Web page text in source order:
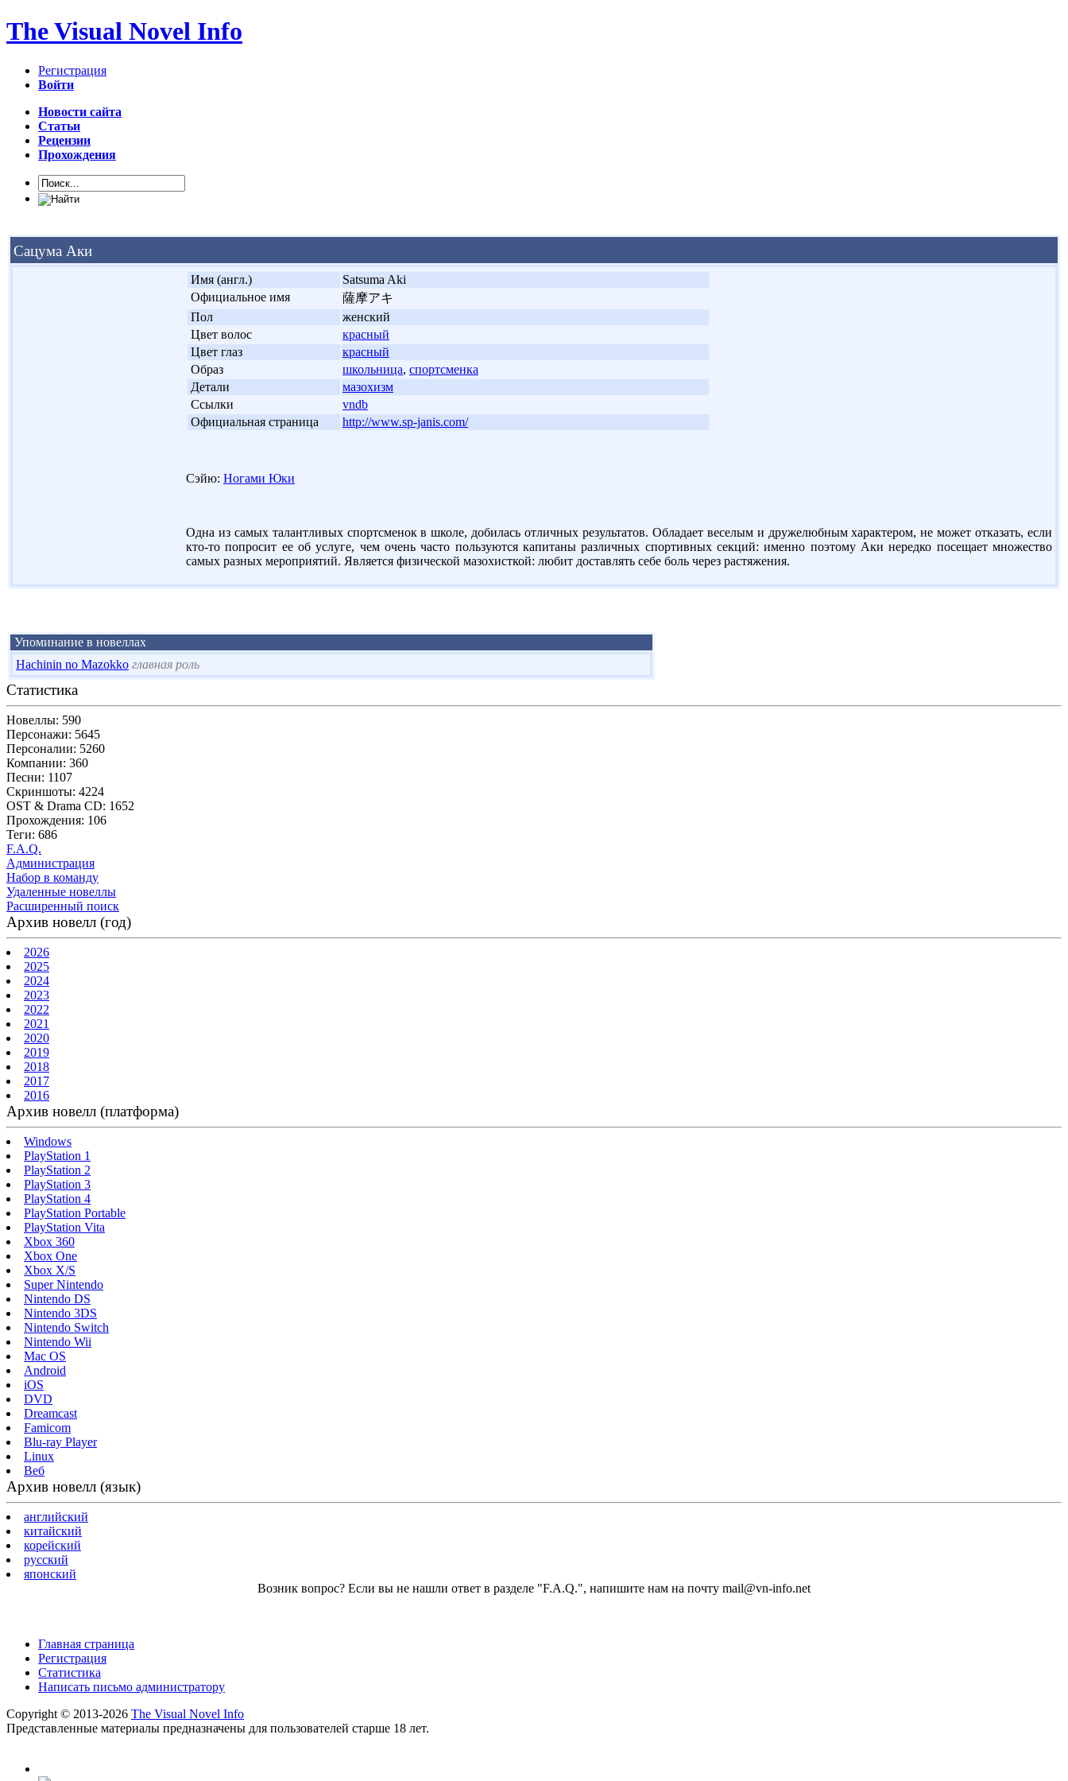
The Visual Novel Info
Регистрация
Войти
Новости сайта
Статьи
Рецензии
Прохождения
Сацума Аки
Имя (англ.)
Satsuma Aki
Официальное имя
薩摩アキ
Пол
женский
Цвет волос
красный
Цвет глаз
красный
Образ школьница, спортсменка
Детали
мазохизм
Ссылки
vndb
Официальная страница http://www.sp-janis.com/
Сэйю: Ногами Юки
Одна из самых талантливых спортсменок в школе, добилась отличных результатов. Обладает веселым и дружелюбным характером, не может отказать, если
кто-то попросит ее об услуге, чем очень часто пользуются капитаны различных спортивных секций: именно поэтому Аки нередко посещает множество
самых разных мероприятий. Является физической мазохисткой: любит доставлять себе боль через растяжения.
Упоминание в новеллах
Hachinin no Mazokko главная роль
Статистика
Новеллы: 590
Персонажи: 5645
Персоналии: 5260
Компании: 360
Песни: 1107
Скриншоты: 4224
OST & Drama CD: 1652
Прохождения: 106
Теги: 686
F.A.Q.
Администрация
Набор в команду
Удаленные новеллы
Расширенный поиск
Архив новелл (год)
2026
2025
2024
2023
2022
2021
2020
2019
2018
2017
2016
Архив новелл (платформа)
Windows
PlayStation 1
PlayStation 2
PlayStation 3
PlayStation 4
PlayStation Portable
PlayStation Vita
Xbox 360
Xbox One
Xbox X/S
Super Nintendo
Nintendo DS
Nintendo 3DS
Nintendo Switch
Nintendo Wii
Mac OS
Android
iOS
DVD
Dreamcast
Famicom
Blu-ray Player
Linux
Веб
Архив новелл (язык)
английский
китайский
корейский
русский
японский
Возник вопрос? Если вы не нашли ответ в разделе "F.A.Q.", напишите нам на почту mail@vn-info.net
Главная страница
Регистрация
Статистика
Написать письмо администратору
Copyright © 2013-2026 The Visual Novel Info
Представленные материалы предназначены для пользователей старше 18 лет.